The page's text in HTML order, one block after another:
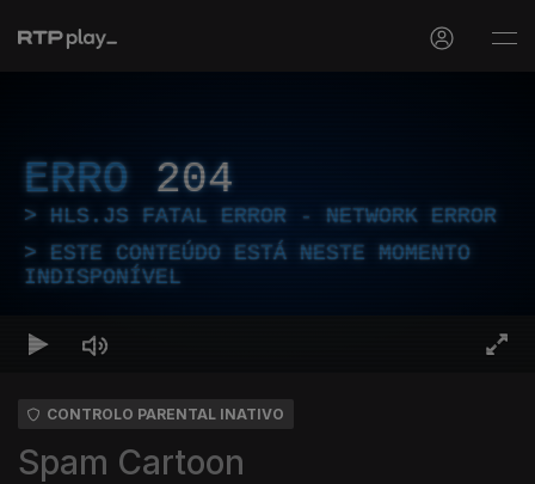
ERRO 204
HLS.JS FATAL ERROR - NETWORK ERROR
ESTE CONTEÚDO ESTÁ NESTE MOMENTO
INDISPONÍVEL
CONTROLO PARENTAL INATIVO
Spam Cartoon